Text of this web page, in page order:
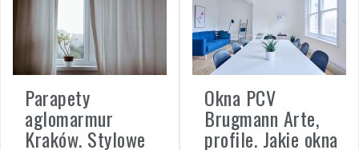
Parapety
aglomarmur
Kraków. Stylowe
Okna PCV
Brugmann Arte,
profile. Jakie okna